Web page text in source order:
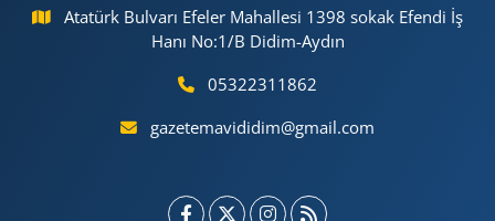
Atatürk Bulvarı Efeler Mahallesi 1398 sokak Efendi İş
Hanı No:1/B Didim-Aydın
05322311862
gazetemavididim@gmail.com